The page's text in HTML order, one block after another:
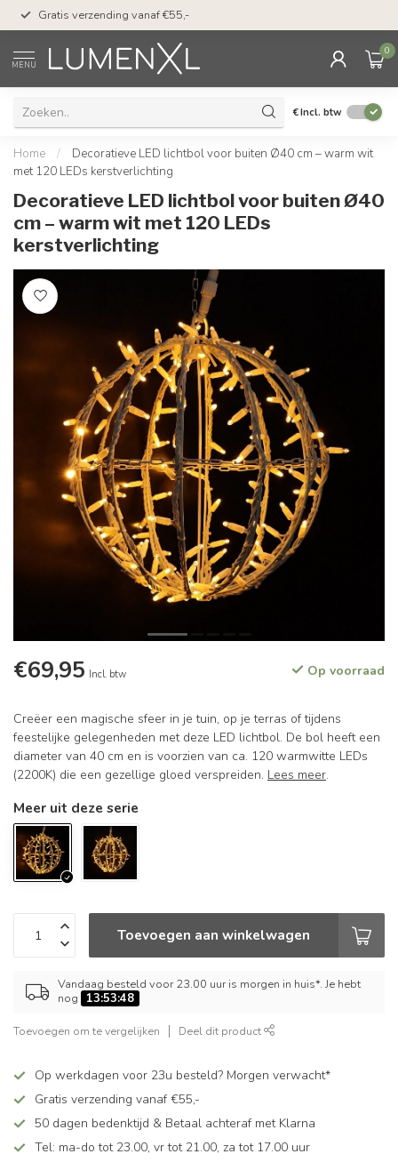
Gratis verzending vanaf €55,-
MENU
0
€Incl. btw
Home /
Decoratieve LED lichtbol voor buiten Ø40 cm – warm wit
met 120 LEDs kerstverlichting
Decoratieve LED lichtbol voor buiten Ø40
cm – warm wit met 120 LEDs
kerstverlichting
€69,95 Incl. btw Op voorraad
Creëer een magische sfeer in je tuin, op je terras of tijdens
feestelijke gelegenheden met deze LED lichtbol. De bol heeft een
diameter van 40 cm en is voorzien van ca. 120 warmwitte LEDs
(2200K) die een gezellige gloed verspreiden. Lees meer.
Meer uit deze serie
Toevoegen aan winkelwagen
Vandaag besteld voor 23.00 uur is morgen in huis*. Je hebt
nog
13:53:48
Toevoegen om te vergelijken Deel dit product
Op werkdagen voor 23u besteld? Morgen verwacht*
Gratis verzending vanaf €55,-
50 dagen bedenktijd & Betaal achteraf met Klarna
Tel: ma-do tot 23.00, vr tot 21.00, za tot 17.00 uur